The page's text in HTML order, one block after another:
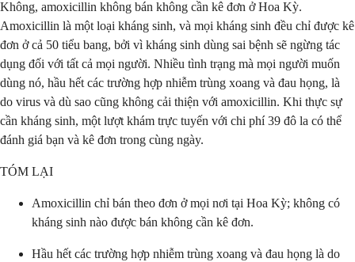
Không, amoxicillin không bán không cần kê đơn ở Hoa Kỳ.
Amoxicillin là một loại kháng sinh, và mọi kháng sinh đều chỉ được kê
đơn ở cả 50 tiểu bang, bởi vì kháng sinh dùng sai bệnh sẽ ngừng tác
dụng đối với tất cả mọi người. Nhiều tình trạng mà mọi người muốn
dùng nó, hầu hết các trường hợp nhiễm trùng xoang và đau họng, là
do virus và dù sao cũng không cải thiện với amoxicillin. Khi thực sự
cần kháng sinh, một lượt khám trực tuyến với chi phí 39 đô la có thể
đánh giá bạn và kê đơn trong cùng ngày.
TÓM LẠI
Amoxicillin chỉ bán theo đơn ở mọi nơi tại Hoa Kỳ; không có
kháng sinh nào được bán không cần kê đơn.
Hầu hết các trường hợp nhiễm trùng xoang và đau họng là do